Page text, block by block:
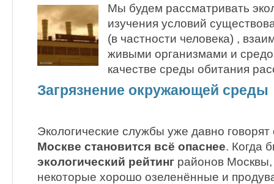
Мы будем рассматривать
изучения условий
(в частности человека) ,
живыми организмами и
качестве среды обитания
Загрязнение окружающей среды
Экологические службы уже давно
Москве становится всё опаснее. Когда
экологический рейтинг районов Москвы,
некоторые хорошо озеленённые и